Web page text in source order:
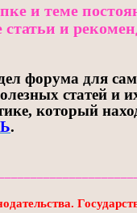
и теме
статьи и
форума для
статей и
который
.